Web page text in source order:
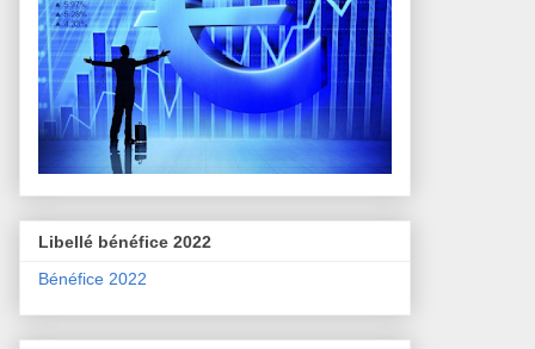
Libellé bénéfice 2022
Bénéfice 2022